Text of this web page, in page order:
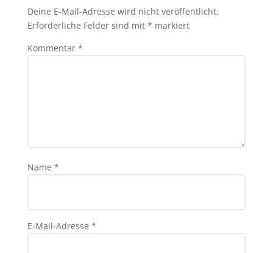
Deine E-Mail-Adresse wird nicht veröffentlicht.
Erforderliche Felder sind mit * markiert
Kommentar *
Name *
E-Mail-Adresse *